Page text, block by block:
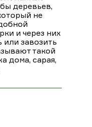
деревьев,
не
и через них
завозить
такой
дома, сарая,